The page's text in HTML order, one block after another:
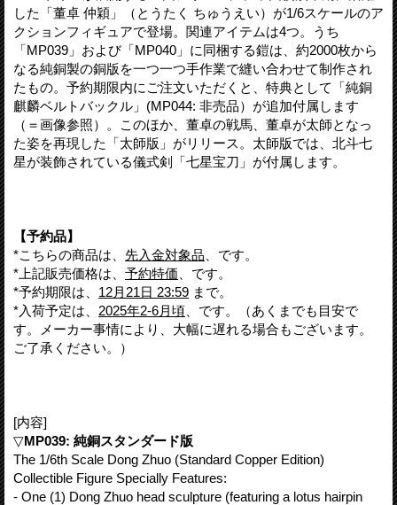
した「董卓 仲穎」（とうたく ちゅうえい）が1/6スケールのア
クションフィギュアで登場。関連アイテムは4つ。うち
「MP039」および「MP040」に同梱する鎧は、約2000枚から
なる純銅製の銅版を一つ一つ手作業で縫い合わせて制作され
たもの。予約期限内にご注文いただくと、特典として「純銅
麒麟ベルトバックル」(MP044: 非売品）が追加付属します
（＝画像参照）。このほか、董卓の戦馬、董卓が太師となっ
た姿を再現した「太師版」がリリース。太師版では、北斗七
星が装飾されている儀式剣「七星宝刀」が付属します。
【予約品】
*こちらの商品は、 先入金対象品 、です。
*上記販売価格は、 予約特価 、です。
*予約期限は、 12月21日 23:59 まで。
*入荷予定は、 2025年2-6月頃 、です。（あくまでも目安で
す。メーカー事情により、大幅に遅れる場合もございます。
ご了承ください。）
[内容]
▽MP039: 純銅スタンダード版
The 1/6th Scale Dong Zhuo (Standard Copper Edition)
Collectible Figure Specially Features:
- One (1) Dong Zhuo head sculpture (featuring a lotus hairpin